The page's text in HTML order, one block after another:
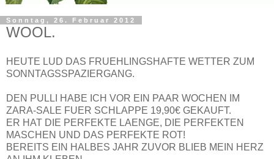
Sonntag, 26. Februar 2012
WOOL.
HEUTE LUD DAS FRUEHLINGSHAFTE WETTER ZUM
SONNTAGSSPAZIERGANG.
DEN PULLI HABE ICH VOR EIN PAAR WOCHEN IM
ZARA-SALE FUER SCHLAPPE 19,90€ GEKAUFT.
ER HAT DIE PERFEKTE LAENGE, DIE PERFEKTEN
MASCHEN UND DAS PERFEKTE ROT!
BEREITS EIN HALBES JAHR ZUVOR BLIEB MEIN HERZ